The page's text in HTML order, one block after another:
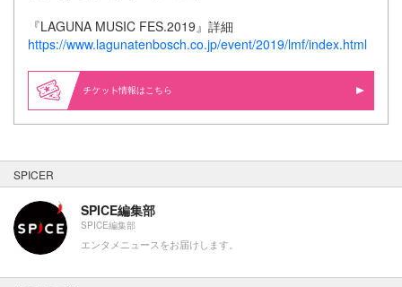
『LAGUNA MUSIC FES.2019』詳細
https://www.lagunatenbosch.co.jp/event/2019/lmf/index.html
情報はこちら
SPICER
SPICE編集部
SPICE編集部
エンタメニュースをお届けします。